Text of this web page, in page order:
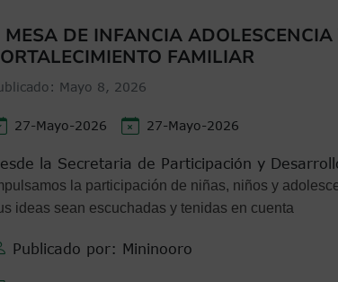
MESA DE INFANCIA ADOLESCENCIA
FAMILIAR
Mayo 8, 2026
27-Mayo-2026 27-Mayo-2026
la Secretaria de Participación y
la participación de niñas, niños y
ideas sean escuchadas y tenidas en cuenta
Publicado por: Mininooro